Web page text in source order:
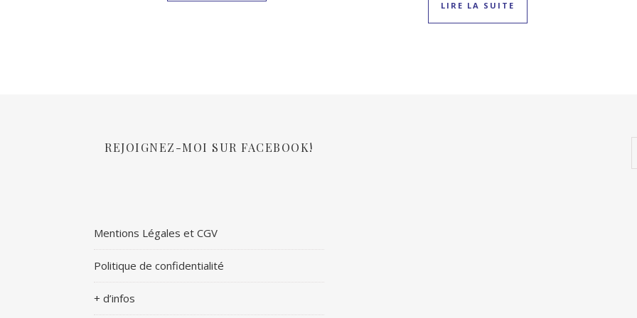
LIRE LA SUITE
REJOIGNEZ-MOI SUR FACEBOOK!
Mentions Légales et CGV
Politique de confidentialité
+ d’infos